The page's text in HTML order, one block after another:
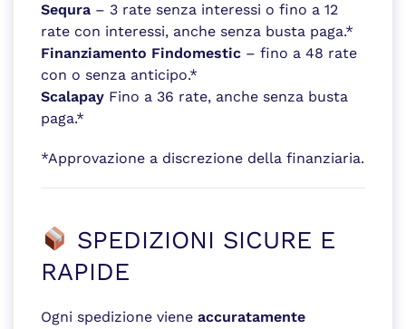
Sequra – 3 rate senza interessi o fino a 12
rate con interessi, anche senza busta paga.*
Finanziamento Findomestic – fino a 48 rate
con o senza anticipo.*
Scalapay Fino a 36 rate, anche senza busta
paga.*
*Approvazione a discrezione della finanziaria.
SPEDIZIONI SICURE E
RAPIDE
Ogni spedizione viene accuratamente